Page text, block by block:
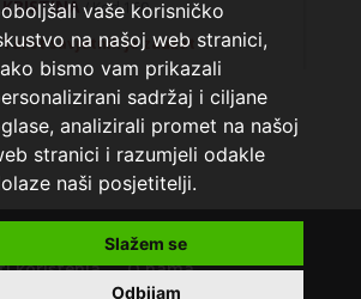
vaše korisničko
na našoj web stranici,
bismo vam prikazali
sadržaj i ciljane
analizirali promet na našoj
stranici i razumjeli odakle
naši posjetitelji.
Slažem se
Odbijam
Tarot savjetnik je zauzet
numerologija, tarot
Broj tel: 064/600-600
- mob:1,12€ min
/ Kod 05
Tarot savjetnik je slobodan
Polica privatnosti
korištenja
O nama